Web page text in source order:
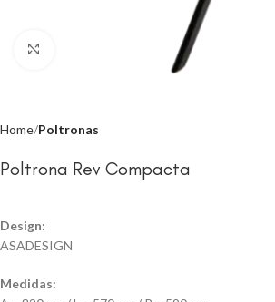
Home Poltronas
Poltrona Rev Compacta
Design:
ASADESIGN
Medidas: